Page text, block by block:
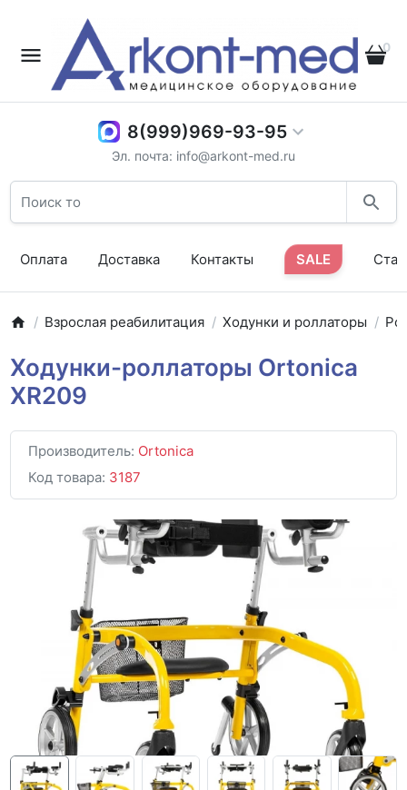
0
8(999)969-93-95
Эл. почта: info@arkont-med.ru
Оплата Доставка Контакты SALE
Взрослая реабилитация Ходунки и роллаторы
Ходунки-роллаторы Ortonica
XR209
Производитель: Ortonica
Код товара: 3187